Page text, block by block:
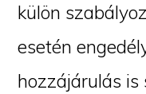
külön
esetén
hozzájárulás is